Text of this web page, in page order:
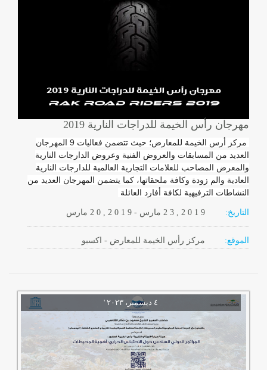
مهرجان رأس الخيمة للدراجات النارية 2019
مركز أرس الخيمة للمعارض؛ حيث تتضمن فعاليات 9 المهرجان
العديد من المسابقات والعروض الفنية وعروض الدارجات النارية
والمعرض المصاحب للعلامات التجارية العالمية للدارجات النارية
العادية والم زودة وكافة ملحقاتها، كما يتضمن المهرجان العديد من
النشاطات الترفيهية لكافة أفارد العائلة
التاريخ: 2 0 , 2 0 1 9- مارس 2 3 , 2 0 1 9
الموقع: مركز رأس الخيمة للمعارض - اكسبو